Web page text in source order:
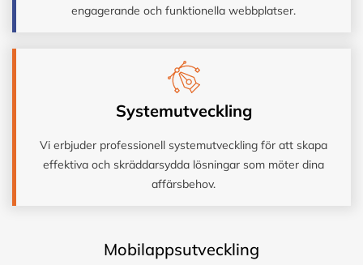
engagerande och funktionella webbplatser.
Systemutveckling
Vi erbjuder professionell systemutveckling för att skapa
effektiva och skräddarsydda lösningar som möter dina
affärsbehov.
Mobilappsutveckling